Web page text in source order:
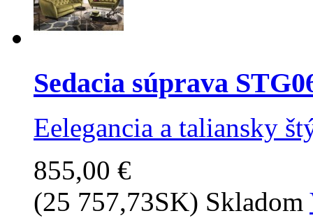
Sedacia súprava
Eelegancia a taliansky
855,00 €
(25 757,73SK) Skladom